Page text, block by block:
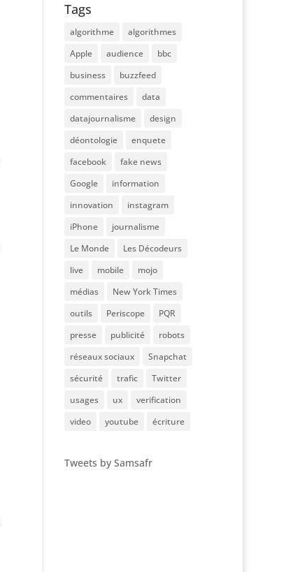
Tags
algorithme
algorithmes
Apple
audience
bbc
business
buzzfeed
commentaires
data
datajournalisme
design
déontologie
enquete
facebook
fake news
Google
information
innovation
instagram
iPhone
journalisme
Le Monde
Les Décodeurs
live
mobile
mojo
médias
New York Times
outils
Periscope
PQR
presse
publicité
robots
réseaux sociaux
Snapchat
sécurité
trafic
Twitter
usages
ux
verification
video
youtube écriture
Tweets by Samsafr